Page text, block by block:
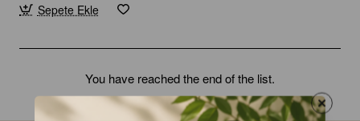
Sepete Ekle
You have reached the end of the list.